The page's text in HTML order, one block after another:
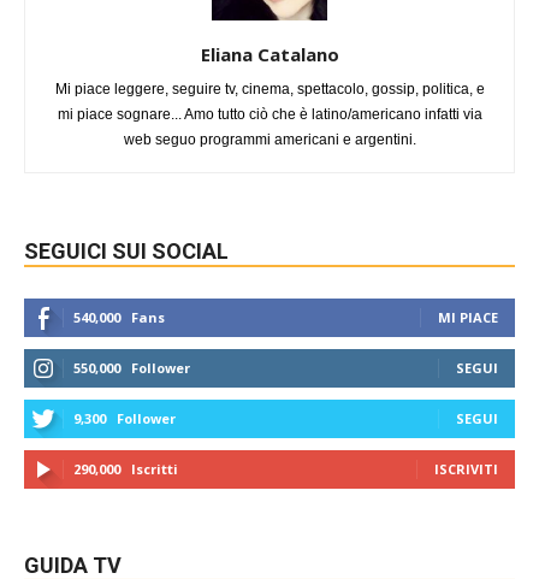
Eliana Catalano
Mi piace leggere, seguire tv, cinema, spettacolo, gossip, politica, e
mi piace sognare... Amo tutto ciò che è latino/americano infatti via
web seguo programmi americani e argentini.
SEGUICI SUI SOCIAL
540,000 Fans MI PIACE
550,000 Follower SEGUI
9,300 Follower SEGUI
290,000 Iscritti ISCRIVITI
GUIDA TV